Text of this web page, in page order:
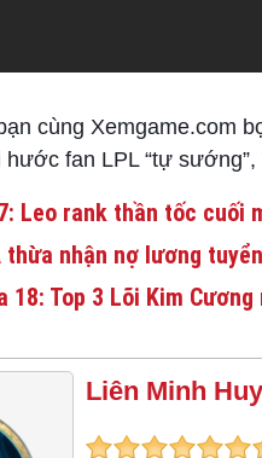
cùng Xemgame.com
fan LPL “tự
Leo rank thần tốc cuối
thừa nhận nợ lương
18: Top 3 Lõi Kim
Liên Minh